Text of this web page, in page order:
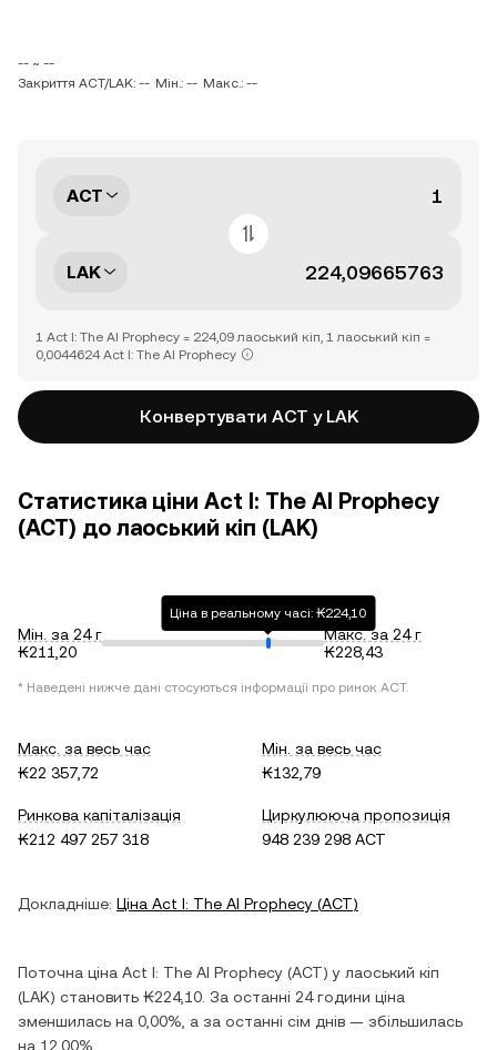
-- ~ --
Закриття ACT/LAK: -- Мін.: -- Макс.: --
ACT
LAK
1 Act I: The AI Prophecy = 224,09 лаоський кіп, 1 лаоський кіп =
0,0044624 Act I: The AI Prophecy
Конвертувати ACT у LAK
Статистика ціни Act I: The AI Prophecy
(ACT) до лаоський кіп (LAK)
Мін. за 24 г
₭211,20
Ціна в реальному часі: ₭224,10
Макс. за 24 г
₭228,43
* Наведені нижче дані стосуються інформації про ринок ACT.
Макс. за весь час
₭22 357,72
Мін. за весь час
₭132,79
Ринкова капіталізація
₭212 497 257 318
Циркулююча пропозиція
948 239 298 ACT
Докладніше: Ціна Act I: The AI Prophecy (ACT)
Поточна ціна Act I: The AI Prophecy (ACT) у лаоський кіп
(LAK) становить ₭224,10 . За останні 24 години ціна
зменшилась на 0,00% , а за останні сім днів — збільшилась
на 12,00%